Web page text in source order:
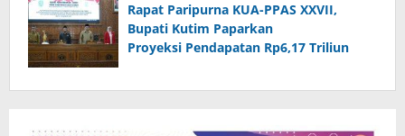
Rapat Paripurna KUA-PPAS XXVII,
Bupati Kutim Paparkan
Proyeksi Pendapatan Rp6,17 Triliun